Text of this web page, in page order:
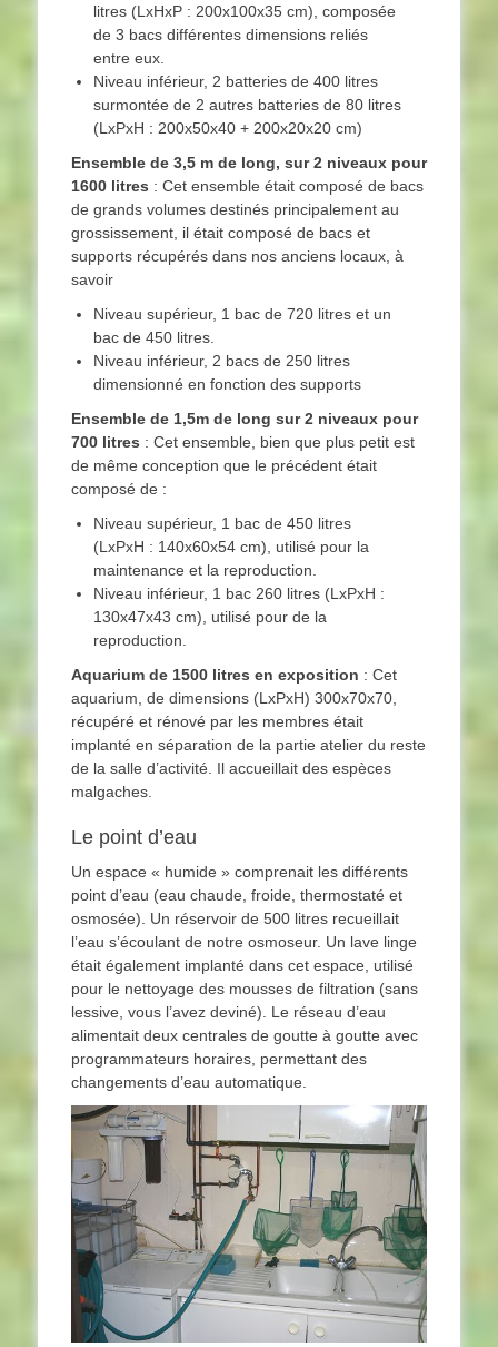
litres (LxHxP : 200x100x35 cm), composée
de 3 bacs différentes dimensions reliés
entre eux.
Niveau inférieur, 2 batteries de 400 litres
surmontée de 2 autres batteries de 80 litres
(LxPxH : 200x50x40 + 200x20x20 cm)
Ensemble de 3,5 m de long, sur 2 niveaux pour
1600 litres : Cet ensemble était composé de bacs
de grands volumes destinés principalement au
grossissement, il était composé de bacs et
supports récupérés dans nos anciens locaux, à
savoir
Niveau supérieur, 1 bac de 720 litres et un
bac de 450 litres.
Niveau inférieur, 2 bacs de 250 litres
dimensionné en fonction des supports
Ensemble de 1,5m de long sur 2 niveaux pour
700 litres : Cet ensemble, bien que plus petit est
de même conception que le précédent était
composé de :
Niveau supérieur, 1 bac de 450 litres
(LxPxH : 140x60x54 cm), utilisé pour la
maintenance et la reproduction.
Niveau inférieur, 1 bac 260 litres (LxPxH :
130x47x43 cm), utilisé pour de la
reproduction.
Aquarium de 1500 litres en exposition : Cet
aquarium, de dimensions (LxPxH) 300x70x70,
récupéré et rénové par les membres était
implanté en séparation de la partie atelier du reste
de la salle d’activité. Il accueillait des espèces
malgaches.
Le point d’eau
Un espace « humide » comprenait les différents
point d’eau (eau chaude, froide, thermostaté et
osmosée). Un réservoir de 500 litres recueillait
l’eau s’écoulant de notre osmoseur. Un lave linge
était également implanté dans cet espace, utilisé
pour le nettoyage des mousses de filtration (sans
lessive, vous l’avez deviné). Le réseau d’eau
alimentait deux centrales de goutte à goutte avec
programmateurs horaires, permettant des
changements d’eau automatique.